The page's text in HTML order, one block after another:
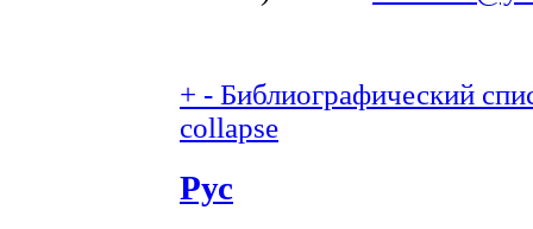
+ - Библиографический
collapse
Рус